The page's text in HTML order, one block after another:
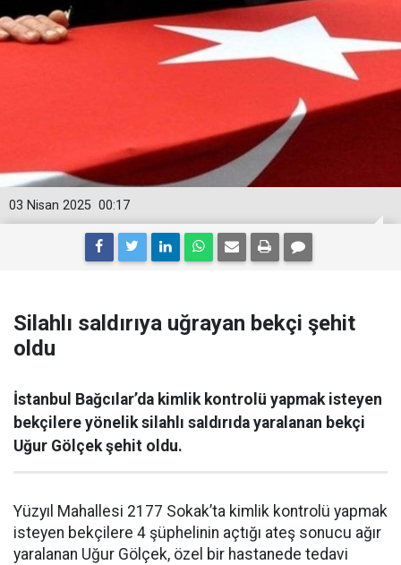
00:17
03 Nisan 2025
Silahlı saldırıya uğrayan bekçi şehit
oldu
İstanbul Bağcılar’da kimlik kontrolü yapmak isteyen
bekçilere yönelik silahlı saldırıda yaralanan bekçi
Uğur Gölçek şehit oldu.
Yüzyıl Mahallesi 2177 Sokak’ta kimlik kontrolü yapmak
isteyen bekçilere 4 şüphelinin açtığı ateş sonucu ağır
yaralanan Uğur Gölçek, özel bir hastanede tedavi